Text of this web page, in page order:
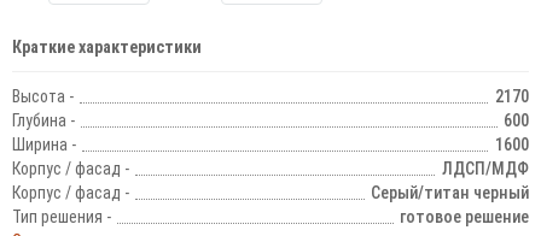
Краткие характеристики
Высота -
2170
Глубина -
600
Ширина -
1600
Корпус / фасад -
ЛДСП/МДФ
Корпус / фасад -
Серый/титан черный
Тип решения -
готовое решение